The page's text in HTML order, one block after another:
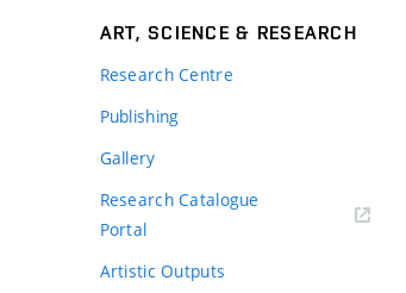
ART, SCIENCE & RESEARCH
Research Centre
Publishing
Gallery
Research Catalogue
Portal
Artistic Outputs